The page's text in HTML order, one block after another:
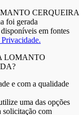
CERQUEIRA
foi gerada
em fontes
LOMANTO
e com a qualidade
uma das opções
solicitação com